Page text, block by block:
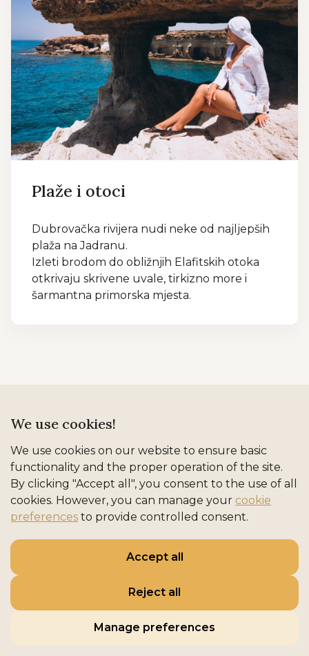
Plaže i otoci
Dubrovačka rivijera nudi neke od najljepših
plaža na Jadranu.
Izleti brodom do obližnjih Elafitskih otoka
otkrivaju skrivene uvale, tirkizno more i
šarmantna primorska mjesta.
REFINED ADRIATIC HOSPITALITY
DestinacijeIskustva
Politika o kolačićimaPolitika zaštite osobnih podataka
Opći uvjeti poslovanja
We use cookies!
We use cookies on our website to ensure basic
functionality and the proper operation of the site.
By clicking "Accept all", you consent to the use of all
cookies. However, you can manage your cookie
preferences to provide controlled consent.
Accept all
Reject all
Manage preferences